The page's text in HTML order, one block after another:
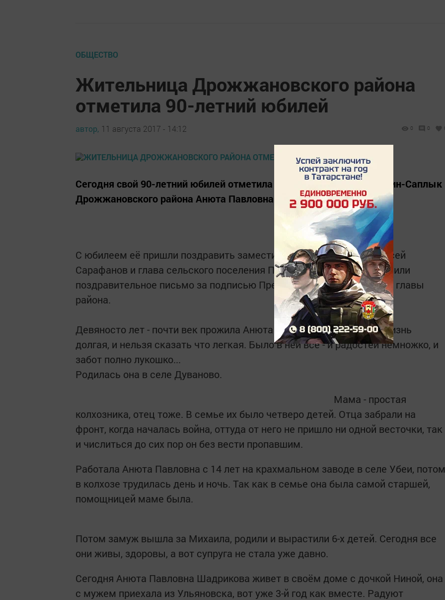
ОБЩЕСТВО
Жительница Дрожжановского района
отметила 90-летний юбилей
автор, 11 августа 2017 - 14:12 0 0
Сегодня свой 90-летний юбилей отметила жительница села Алешкин-Саплык
Дрожжановского района Анюта Павловна Шадрикова.
С юбилеем её пришли поздравить заместитель главы района Алексей
Сарафанов и глава сельского поселения Пётр Артемьев. Гости вручили
поздравительное письмо за подписью Президента РФ и подарок от главы
района.
Девяносто лет - почти век прожила Анюта Павловна Шадрикова. Жизнь
долгая, и нельзя сказать что легкая. Было в ней всё - и радостей немножко, и
забот полно лукошко...
Родилась она в селе Дуваново.
Мама - простая
колхозника, отец тоже. В семье их было четверо детей. Отца забрали на
фронт, когда началась война, оттуда от него не пришло ни одной весточки, так
и числиться до сих пор он без вести пропавшим.
Работала Анюта Павловна с 14 лет на крахмальном заводе в селе Убеи, потом
в колхозе трудилась день и ночь. Так как в семье она была самой старшей,
помощницей маме была.
Потом замуж вышла за Михаила, родили и вырастили 6-х детей. Сегодня все
они живы, здоровы, а вот супруга не стала уже давно.
Сегодня Анюта Павловна Шадрикова живет в своём доме с дочкой Ниной, она
с мужем приехала из Ульяновска, вот уже 3-й год как вместе. Радуют